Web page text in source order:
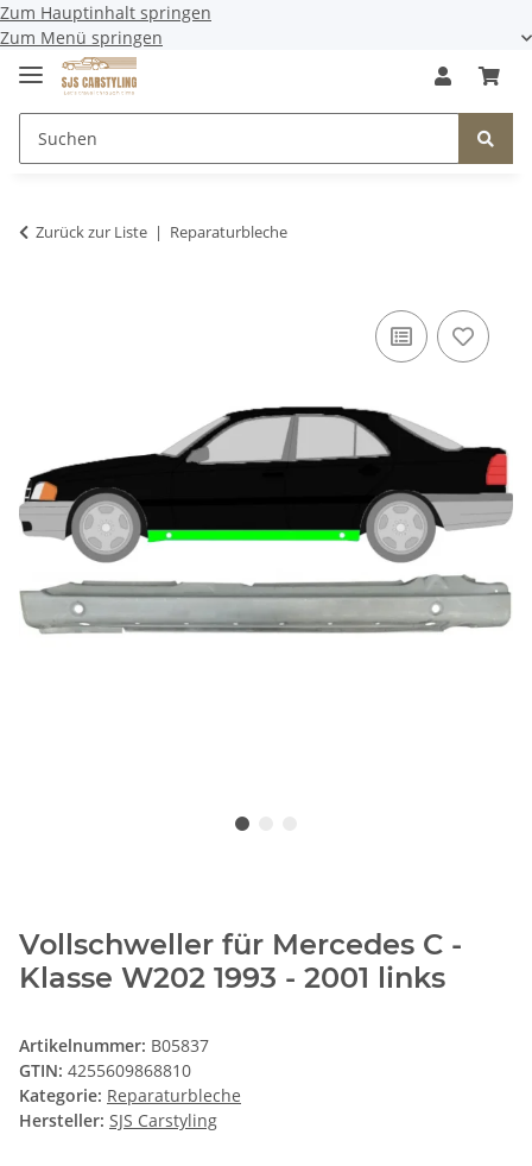
Zum Hauptinhalt springen
Zum Menü springen
Zurück zur Liste Reparaturbleche
Vollschweller für Mercedes C -
Klasse W202 1993 - 2001 links
Artikelnummer: B05837
GTIN: 4255609868810
Kategorie: Reparaturbleche
Hersteller: SJS Carstyling